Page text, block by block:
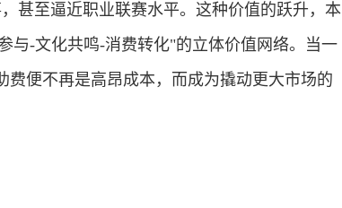
，甚至逼近职业联赛水平。这种价值的跃升，本
与-文化共鸣-消费转化"的立体价值网络。当一
便不再是高昂成本，而成为撬动更大市场的